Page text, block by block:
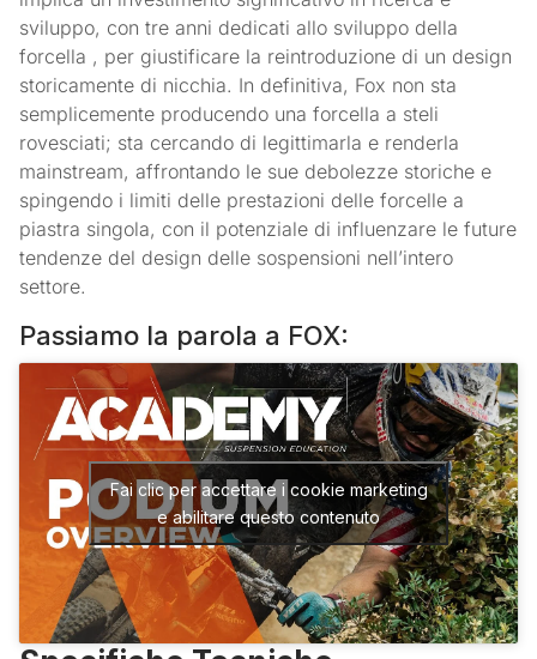
sviluppo, con tre anni dedicati allo sviluppo della
forcella , per giustificare la reintroduzione di un design
storicamente di nicchia. In definitiva, Fox non sta
semplicemente producendo una forcella a steli
rovesciati; sta cercando di legittimarla e renderla
mainstream, affrontando le sue debolezze storiche e
spingendo i limiti delle prestazioni delle forcelle a
piastra singola, con il potenziale di influenzare le future
tendenze del design delle sospensioni nell’intero
settore.
Passiamo la parola a FOX:
Fai clic per accettare i cookie marketing
e abilitare questo contenuto